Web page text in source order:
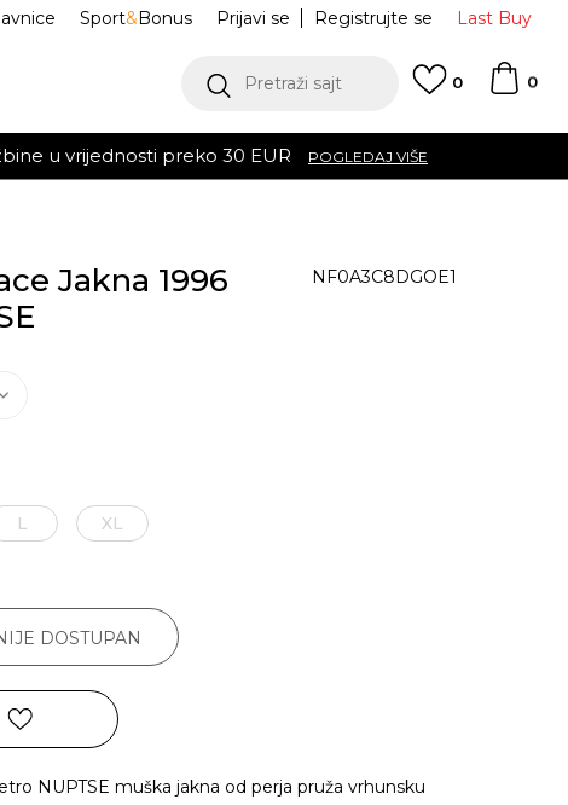
Last Buy
Prijavi se Registrujte se
Sport&Bonus
Pretraži sajt 0
0
EUR POGLEDAJ VIŠE
Jakna 1996
NF0A3C8DGOE1
L XL
DOSTUPAN
NUPTSE muška jakna od perja pruža vrhunsku